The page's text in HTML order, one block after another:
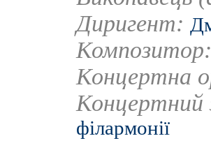
Диригент:
Композитор:
Концертна
Концертний
філармонії